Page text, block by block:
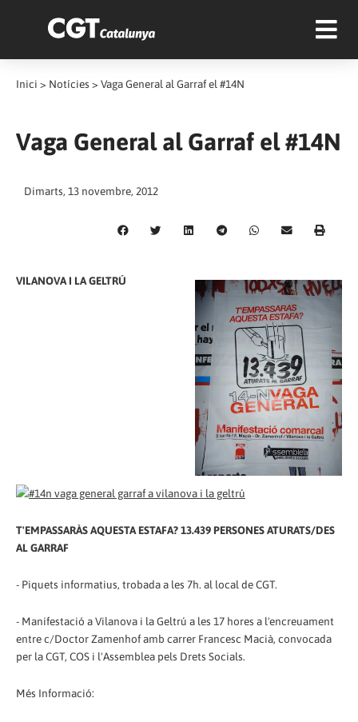
Inici > Notícies > Vaga General al Garraf el #14N
Vaga General al Garraf el #14N
Dimarts, 13 novembre, 2012
VILANOVA I LA GELTRÚ
T'EMPASSARÀS AQUESTA ESTAFA? 13.439 PERSONES ATURATS/DES
AL GARRAF
- Piquets informatius, trobada a les 7h. al local de CGT.
- Manifestació a Vilanova i la Geltrú a les 17 hores a l'encreuament
entre c/Doctor Zamenhof amb carrer Francesc Macià, convocada
per la CGT, COS i l'Assemblea pels Drets Socials.
Més Informació: